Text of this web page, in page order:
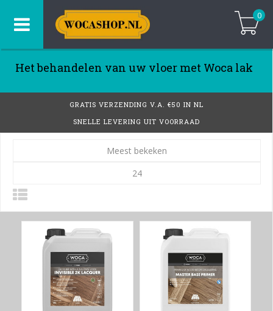
0
Het behandelen van uw vloer met Woca lak
GRATIS VERZENDING V.A. €50 IN NL
SNELLE LEVERING UIT VOORRAAD
Meest bekeken
24